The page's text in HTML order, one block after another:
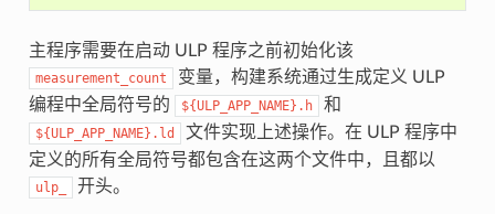
主程序需要在启动 ULP 程序之前初始化该
measurement_count
变量，构建系统通过生成定义 ULP
编程中全局符号的
${ULP_APP_NAME}.h 和
${ULP_APP_NAME}.ld
文件实现上述操作。在 ULP 程序中
定义的所有全局符号都包含在这两个文件中，且都以
ulp_ 开头。